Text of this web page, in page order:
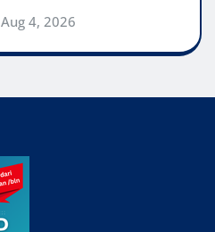
Aug 4, 2026